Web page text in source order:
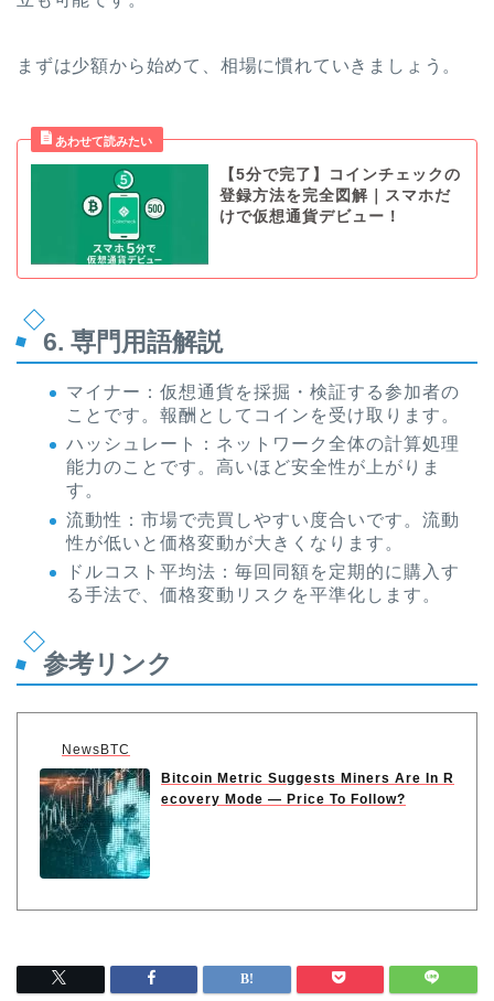
まずは少額から始めて、相場に慣れていきましょう。
【5分で完了】コインチェックの
登録方法を完全図解｜スマホだ
けで仮想通貨デビュー！
6. 専門用語解説
マイナー：仮想通貨を採掘・検証する参加者の
ことです。報酬としてコインを受け取ります。
ハッシュレート：ネットワーク全体の計算処理
能力のことです。高いほど安全性が上がりま
す。
流動性：市場で売買しやすい度合いです。流動
性が低いと価格変動が大きくなります。
ドルコスト平均法：毎回同額を定期的に購入す
る手法で、価格変動リスクを平準化します。
参考リンク
NewsBTC
Bitcoin Metric Suggests Miners Are In R
ecovery Mode — Price To Follow?